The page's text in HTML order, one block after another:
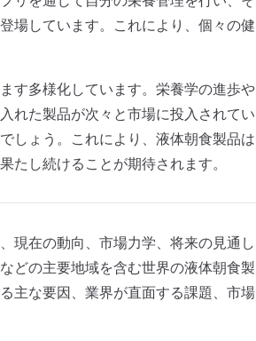
場しています。これにより、個々の健
す多様化しています。栄養学の進歩や
れた製品が次々と市場に投入されてい
しょう。これにより、液体朝食製品は
たし続けることが期待されます。
現在の動向、市場力学、将来の見通し
どの主要地域を含む世界の液体朝食製
主な要因、業界が直面する課題、市場